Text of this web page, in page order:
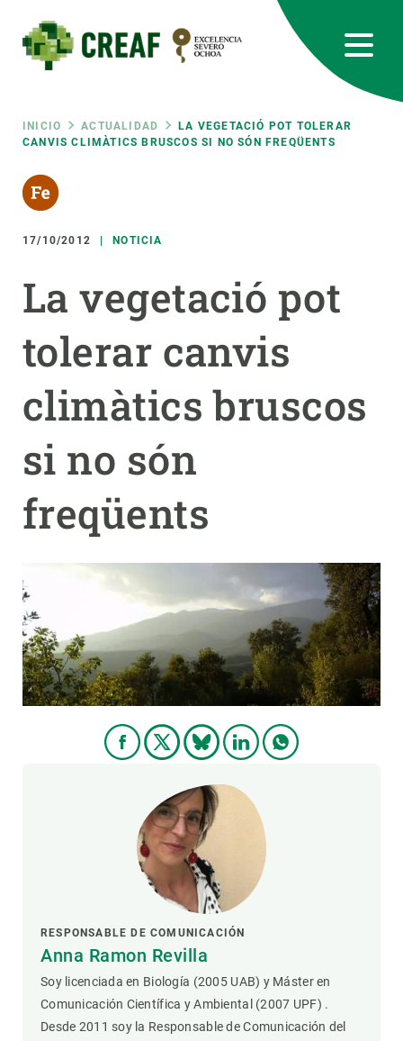
contenido
principal
Ruta
de
navegación
INICIO ACTUALIDAD
LA VEGETACIÓ POT TOLERAR
CANVIS CLIMÀTICS BRUSCOS SI NO SÓN FREQÜENTS
17/10/2012 NOTICIA
La vegetació pot
tolerar canvis
climàtics bruscos
si no són
freqüents
RESPONSABLE DE COMUNICACIÓN
Anna Ramon Revilla
Soy licenciada en Biología (2005 UAB) y Máster en
Comunicación Científica y Ambiental (2007 UPF) .
Desde 2011 soy la Responsable de Comunicación del
RRSS
Featured
responsive
INTRANET
Responsive
menu
INVESTIGACIÓN
CIENCIA EN ACCIÓN
ÚNETE A NOSOTROS
PARTICIPA